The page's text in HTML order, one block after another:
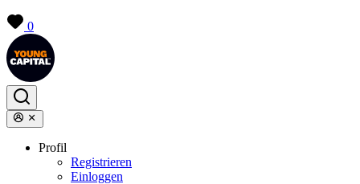
0
Profil
Registrieren
Einloggen